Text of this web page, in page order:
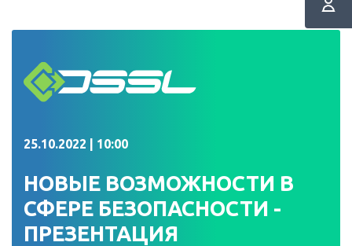
25.10.2022 | 10:00
НОВЫЕ ВОЗМОЖНОСТИ В
СФЕРЕ БЕЗОПАСНОСТИ -
ПРЕЗЕНТАЦИЯ